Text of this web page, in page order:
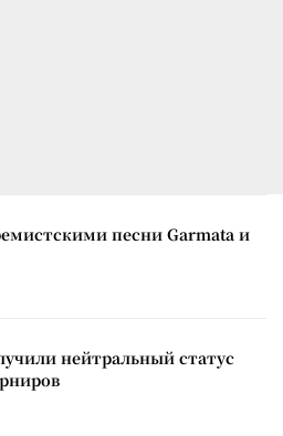
песни Garmata и
нейтральный статус